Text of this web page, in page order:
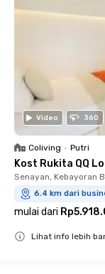
Video 360
Coliving • Putri
Kost Rukita QQ
Senayan, Kebayoran
6.4 km dari
mulai dari
Lihat info lebih